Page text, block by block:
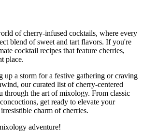
of cherry-infused cocktails, where every
blend of sweet and tart flavors. If you're
cocktail recipes that feature cherries,
place.
up a storm for a festive gathering or craving
our curated list of cherry-centered
through the art of mixology. From classic
get ready to elevate your
charm of cherries.
adventure!